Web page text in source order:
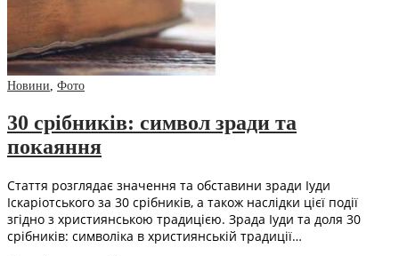
Новини, Фото
30 срібників: символ зради та
покаяння
Стаття розглядає значення та обставини зради Іуди
Іскаріотського за 30 срібників, а також наслідки цієї події
згідно з християнською традицією. Зрада Іуди та доля 30
срібників: символіка в християнській традиції…